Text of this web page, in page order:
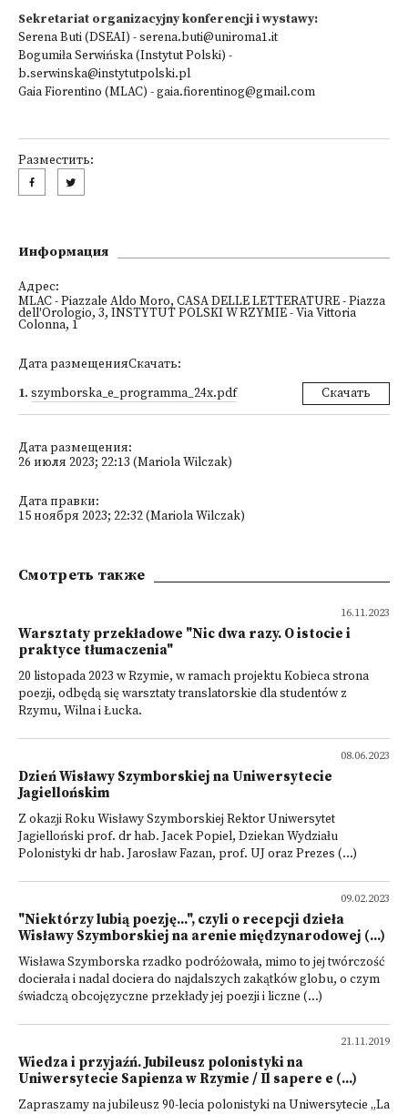
Sekretariat organizacyjny konferencji i wystawy:
Serena Buti (DSEAI) - serena.buti@uniroma1.it
Bogumiła Serwińska (Instytut Polski) -
b.serwinska@instytutpolski.pl
Gaia Fiorentino (MLAC) - gaia.fiorentinog@gmail.com
Разместить:
Информация
Адрес:
MLAC - Piazzale Aldo Moro, CASA DELLE LETTERATURE - Piazza
dell'Orologio, 3, INSTYTUT POLSKI W RZYMIE - Via Vittoria
Colonna, 1
Дата размещенияСкачать:
1. szymborska_e_programma_24x.pdf Скачать
Дата размещения:
26 июля 2023; 22:13 (Mariola Wilczak)
Дата правки:
15 ноября 2023; 22:32 (Mariola Wilczak)
Смотреть также
16.11.2023
Warsztaty przekładowe "Nic dwa razy. O istocie i
praktyce tłumaczenia"
20 listopada 2023 w Rzymie, w ramach projektu Kobieca strona
poezji, odbędą się warsztaty translatorskie dla studentów z
Rzymu, Wilna i Łucka.
08.06.2023
Dzień Wisławy Szymborskiej na Uniwersytecie
Jagiellońskim
Z okazji Roku Wisławy Szymborskiej Rektor Uniwersytet
Jagielloński prof. dr hab. Jacek Popiel, Dziekan Wydziału
Polonistyki dr hab. Jarosław Fazan, prof. UJ oraz Prezes (...)
09.02.2023
"Niektórzy lubią poezję...", czyli o recepcji dzieła
Wisławy Szymborskiej na arenie międzynarodowej (...)
Wisława Szymborska rzadko podróżowała, mimo to jej twórczość
docierała i nadal dociera do najdalszych zakątków globu, o czym
świadczą obcojęzyczne przekłady jej poezji i liczne (...)
21.11.2019
Wiedza i przyjaźń. Jubileusz polonistyki na
Uniwersytecie Sapienza w Rzymie / Il sapere e (...)
Zapraszamy na jubileusz 90-lecia polonistyki na Uniwersytecie „La